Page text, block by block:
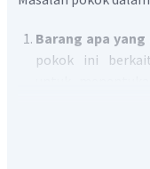
Barang apa
pokok ini
banyak yang akan
Bagaimana